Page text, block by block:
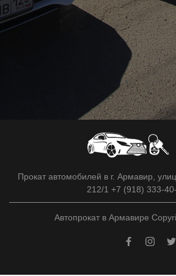
Прокат автомобилей в г. Армавир,
212/1 +7 (918) 333-
Автопрокат в Армавире